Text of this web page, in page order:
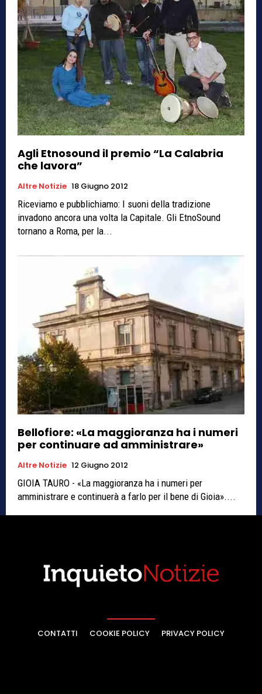
Agli Etnosound il premio “La Calabria
che lavora”
Altre Notizie 18 Giugno 2012
Riceviamo e pubblichiamo: I suoni della tradizione
invadono ancora una volta la Capitale. Gli EtnoSound
tornano a Roma, per la...
Bellofiore: «La maggioranza ha i numeri
per continuare ad amministrare»
Altre Notizie 12 Giugno 2012
GIOIA TAURO - «La maggioranza ha i numeri per
amministrare e continuerà a farlo per il bene di Gioia»....
CONTATTI COOKIE POLICY PRIVACY POLICY